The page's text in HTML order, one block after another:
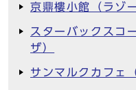
京鼎樓小館（ラゾ
スターバックスコ
ザ）
サンマルクカフェ